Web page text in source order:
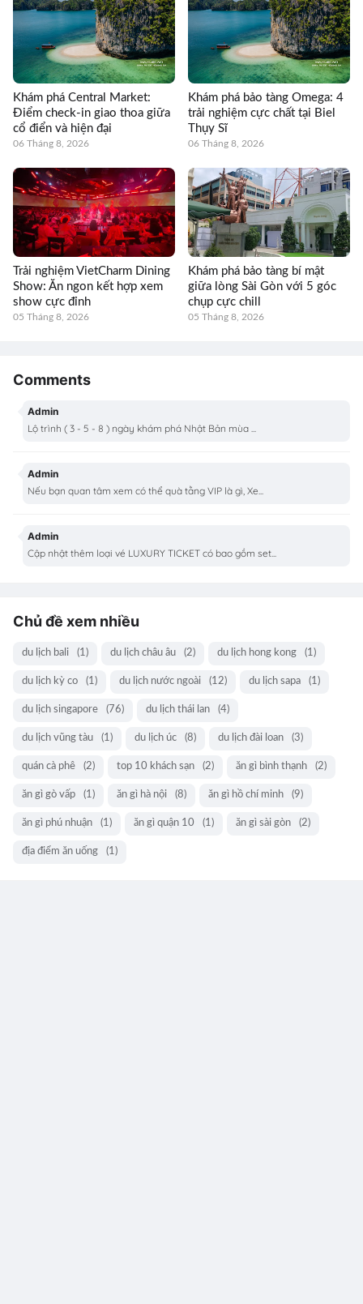
Khám phá Central Market:
Điểm check-in giao thoa giữa
cổ điển và hiện đại
06 Tháng 8, 2026
Khám phá bảo tàng Omega: 4
trải nghiệm cực chất tại Biel
Thụy Sĩ
06 Tháng 8, 2026
Trải nghiệm VietCharm Dining
Show: Ăn ngon kết hợp xem
show cực đỉnh
05 Tháng 8, 2026
Khám phá bảo tàng bí mật
giữa lòng Sài Gòn với 5 góc
chụp cực chill
05 Tháng 8, 2026
Comments
Admin
Lộ trình ( 3 - 5 - 8 ) ngày khám phá Nhật Bản mùa ...
Admin
Nếu bạn quan tâm xem có thể quà tằng VIP là gì, Xe...
Admin
Cập nhật thêm loại vé LUXURY TICKET có bao gồm set...
Chủ đề xem nhiều
du lịch bali (1) du lịch châu âu (2) du lịch hong kong (1)
du lịch kỳ co (1) du lịch nước ngoài (12) du lịch sapa (1)
du lịch singapore (76) du lịch thái lan (4)
du lịch vũng tàu (1) du lịch úc (8) du lịch đài loan (3)
quán cà phê (2) top 10 khách sạn (2) ăn gì bình thạnh (2)
ăn gì gò vấp (1) ăn gì hà nội (8) ăn gì hồ chí minh (9)
ăn gì phú nhuận (1) ăn gì quận 10 (1) ăn gì sài gòn (2)
địa điểm ăn uống (1)